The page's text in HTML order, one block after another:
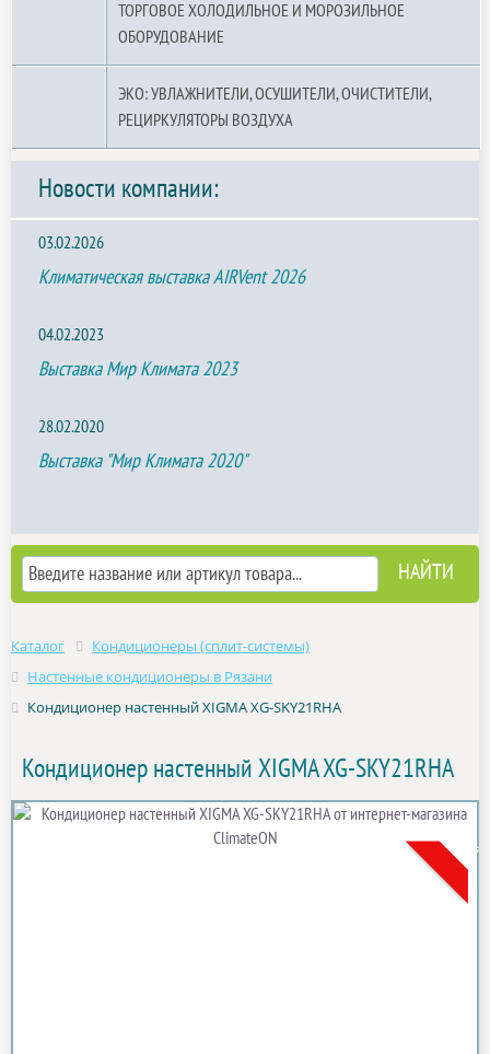
ТОРГОВОЕ ХОЛОДИЛЬНОЕ И МОРОЗИЛЬНОЕ
ОБОРУДОВАНИЕ
ЭКО: УВЛАЖНИТЕЛИ, ОСУШИТЕЛИ, ОЧИСТИТЕЛИ,
РЕЦИРКУЛЯТОРЫ ВОЗДУХА
Новости компании:
03.02.2026
Климатическая выставка AIRVent 2026
04.02.2023
Выставка Мир Климата 2023
28.02.2020
Выставка "Мир Климата 2020"
Каталог
Кондиционеры (сплит-системы)
Настенные кондиционеры в Рязани
Кондиционер настенный XIGMA XG-SKY21RHA
Кондиционер настенный XIGMA XG-SKY21RHA
Акция